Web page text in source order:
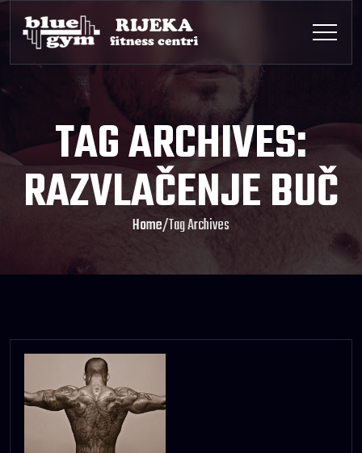
TAG ARCHIVES:
RAZVLAČENJE BUČ
Home/Tag Archives